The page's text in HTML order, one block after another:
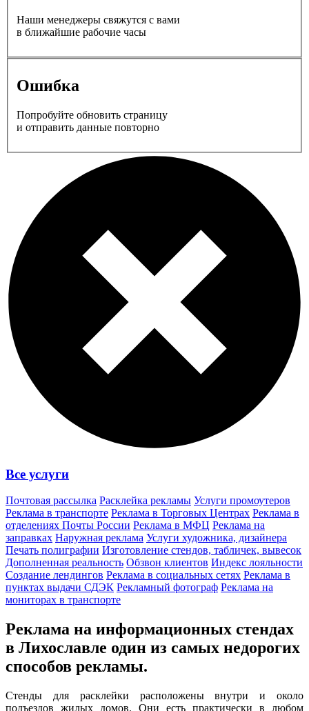
Наши менеджеры свяжутся с вами
в ближайшие рабочие часы
Ошибка
Попробуйте обновить страницу
и отправить данные повторно
Все услуги
Почтовая рассылка Расклейка рекламы Услуги промоутеров
Реклама в транспорте Реклама в Торговых Центрах Реклама в
отделениях Почты России Реклама в МФЦ Реклама на
заправках Наружная реклама Услуги художника, дизайнера
Печать полиграфии Изготовление стендов, табличек, вывесок
Дополненная реальность Обзвон клиентов Индекс лояльности
Создание лендингов Реклама в социальных сетях Реклама в
пунктах выдачи СДЭК Рекламный фотограф Реклама на
мониторах в транспорте
Реклама на информационных стендах
в Лихославле один из самых недорогих
способов рекламы.
Стенды для расклейки расположены внутри и около
подъездов жилых домов. Они есть практически в любом